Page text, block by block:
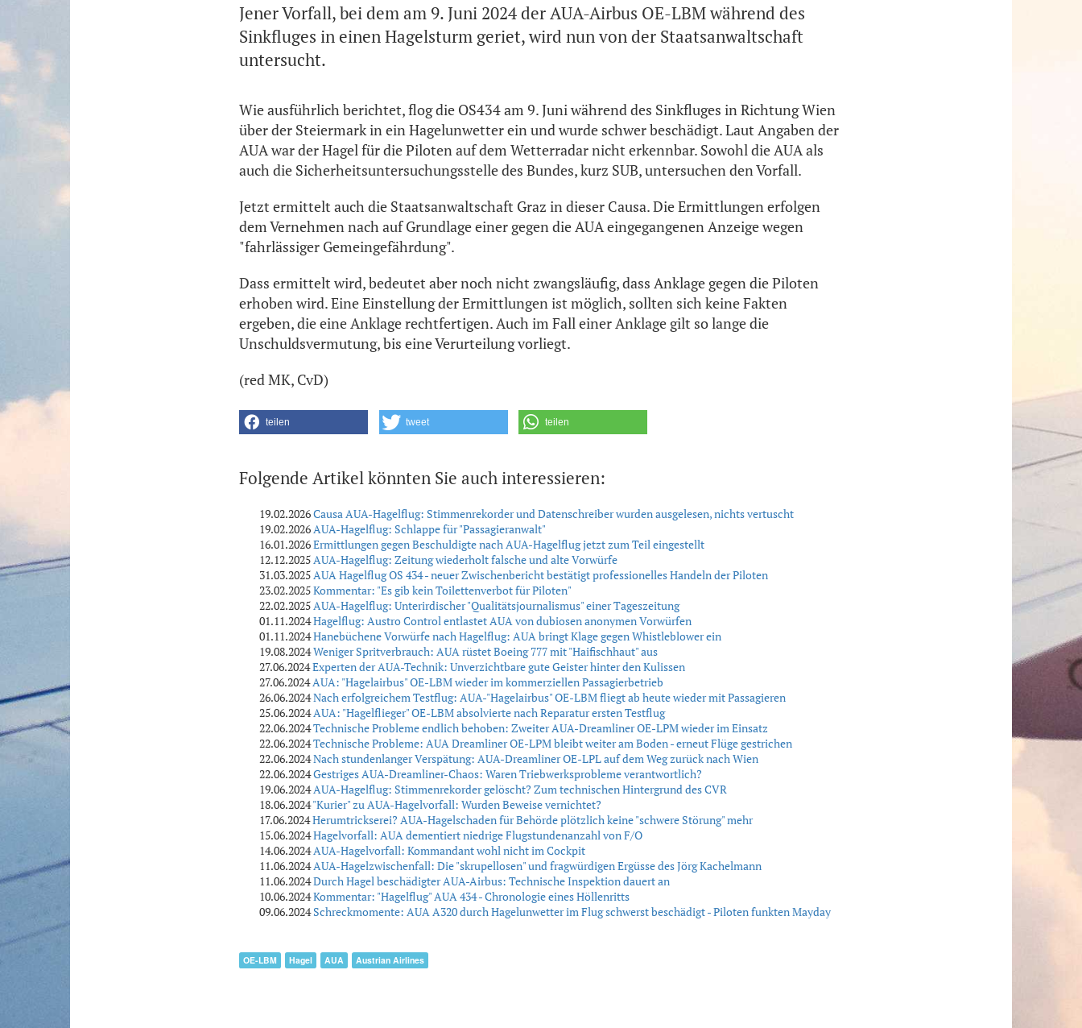
Jener Vorfall, bei dem am 9. Juni 2024 der AUA-Airbus OE-LBM während des
Sinkfluges in einen Hagelsturm geriet, wird nun von der Staatsanwaltschaft
untersucht.
Wie ausführlich berichtet, flog die OS434 am 9. Juni während des Sinkfluges in Richtung Wien
über der Steiermark in ein Hagelunwetter ein und wurde schwer beschädigt. Laut Angaben der
AUA war der Hagel für die Piloten auf dem Wetterradar nicht erkennbar. Sowohl die AUA als
auch die Sicherheitsuntersuchungsstelle des Bundes, kurz SUB, untersuchen den Vorfall.
Jetzt ermittelt auch die Staatsanwaltschaft Graz in dieser Causa. Die Ermittlungen erfolgen
dem Vernehmen nach auf Grundlage einer gegen die AUA eingegangenen Anzeige wegen
"fahrlässiger Gemeingefährdung".
Dass ermittelt wird, bedeutet aber noch nicht zwangsläufig, dass Anklage gegen die Piloten
erhoben wird. Eine Einstellung der Ermittlungen ist möglich, sollten sich keine Fakten
ergeben, die eine Anklage rechtfertigen. Auch im Fall einer Anklage gilt so lange die
Unschuldsvermutung, bis eine Verurteilung vorliegt.
(red MK, CvD)
teilen tweet teilen
Folgende Artikel könnten Sie auch interessieren:
19.02.2026Causa AUA-Hagelflug: Stimmenrekorder und Datenschreiber wurden ausgelesen, nichts vertuscht
19.02.2026AUA-Hagelflug: Schlappe für "Passagieranwalt"
16.01.2026Ermittlungen gegen Beschuldigte nach AUA-Hagelflug jetzt zum Teil eingestellt
12.12.2025AUA-Hagelflug: Zeitung wiederholt falsche und alte Vorwürfe
31.03.2025AUA Hagelflug OS 434 - neuer Zwischenbericht bestätigt professionelles Handeln der Piloten
23.02.2025Kommentar: "Es gib kein Toilettenverbot für Piloten"
22.02.2025AUA-Hagelflug: Unterirdischer "Qualitätsjournalismus" einer Tageszeitung
01.11.2024Hagelflug: Austro Control entlastet AUA von dubiosen anonymen Vorwürfen
01.11.2024Hanebüchene Vorwürfe nach Hagelflug: AUA bringt Klage gegen Whistleblower ein
19.08.2024Weniger Spritverbrauch: AUA rüstet Boeing 777 mit "Haifischhaut" aus
27.06.2024Experten der AUA-Technik: Unverzichtbare gute Geister hinter den Kulissen
27.06.2024AUA: "Hagelairbus" OE-LBM wieder im kommerziellen Passagierbetrieb
26.06.2024Nach erfolgreichem Testflug: AUA-"Hagelairbus" OE-LBM fliegt ab heute wieder mit Passagieren
25.06.2024AUA: "Hagelflieger" OE-LBM absolvierte nach Reparatur ersten Testflug
22.06.2024Technische Probleme endlich behoben: Zweiter AUA-Dreamliner OE-LPM wieder im Einsatz
22.06.2024Technische Probleme: AUA Dreamliner OE-LPM bleibt weiter am Boden - erneut Flüge gestrichen
22.06.2024Nach stundenlanger Verspätung: AUA-Dreamliner OE-LPL auf dem Weg zurück nach Wien
22.06.2024Gestriges AUA-Dreamliner-Chaos: Waren Triebwerksprobleme verantwortlich?
19.06.2024AUA-Hagelflug: Stimmenrekorder gelöscht? Zum technischen Hintergrund des CVR
18.06.2024"Kurier" zu AUA-Hagelvorfall: Wurden Beweise vernichtet?
17.06.2024Herumtrickserei? AUA-Hagelschaden für Behörde plötzlich keine "schwere Störung" mehr
15.06.2024Hagelvorfall: AUA dementiert niedrige Flugstundenanzahl von F/O
14.06.2024AUA-Hagelvorfall: Kommandant wohl nicht im Cockpit
11.06.2024AUA-Hagelzwischenfall: Die "skrupellosen" und fragwürdigen Ergüsse des Jörg Kachelmann
11.06.2024Durch Hagel beschädigter AUA-Airbus: Technische Inspektion dauert an
10.06.2024Kommentar: "Hagelflug" AUA 434 - Chronologie eines Höllenritts
09.06.2024Schreckmomente: AUA A320 durch Hagelunwetter im Flug schwerst beschädigt - Piloten funkten Mayday
OE-LBM Hagel AUA Austrian Airlines